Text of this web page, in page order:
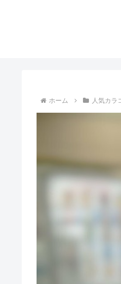
ホーム 人気カラ